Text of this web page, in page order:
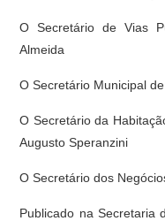
O Secretário de Vias
Almeida
O Secretário Municipal
O Secretário da
Augusto Speranzini
O Secretário dos
Publicado na Secretaria